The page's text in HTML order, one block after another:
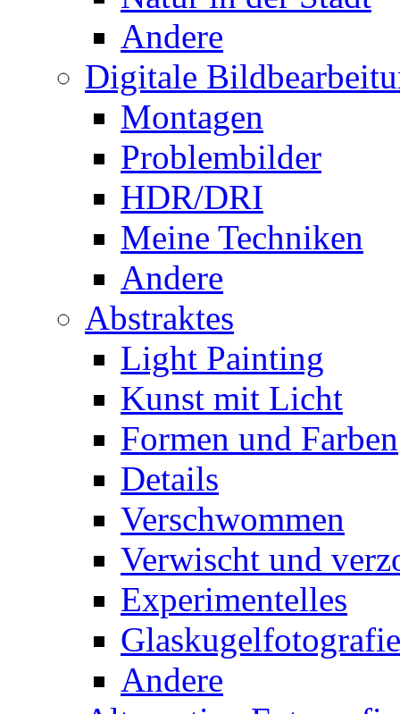
Andere
Digitale
Montagen
Problembilder
HDR/DRI
Meine Techniken
Andere
Abstraktes
Light Painting
Kunst mit Licht
Formen und Farben
Details
Verschwommen
Verwischt und
Experimentelles
Glaskugelfotografie
Andere